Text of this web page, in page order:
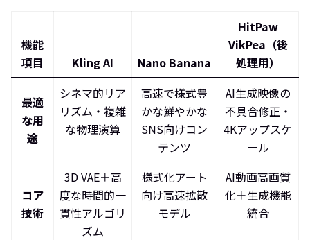
機能
項目
Kling AI Nano Banana
HitPaw
VikPea（後
処理用）
最適
な用
途
シネマ的リア
リズム・複雑
な物理演算
高速で様式豊
かな鮮やかな
SNS向けコン
テンツ
AI生成映像の
不具合修正・
4Kアップスケ
ール
コア
技術
3D VAE＋高
度な時間的一
貫性アルゴリ
ズム
様式化アート
向け高速拡散
モデル
AI動画高画質
化＋生成機能
統合